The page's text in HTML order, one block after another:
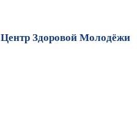
Центр Здоровой Молодёжи